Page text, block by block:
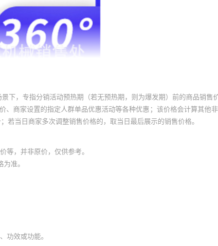
下，专指分销活动预热期（若无预热期，则为爆发期）前的商品销售
商家设置的指定人群单品优惠活动等各种优惠；该价格会计算其他
当日商家多次调整销售价格的，取当日最后展示的销售价格。
等，并非原价，仅供参考。
准。
功效或功能。